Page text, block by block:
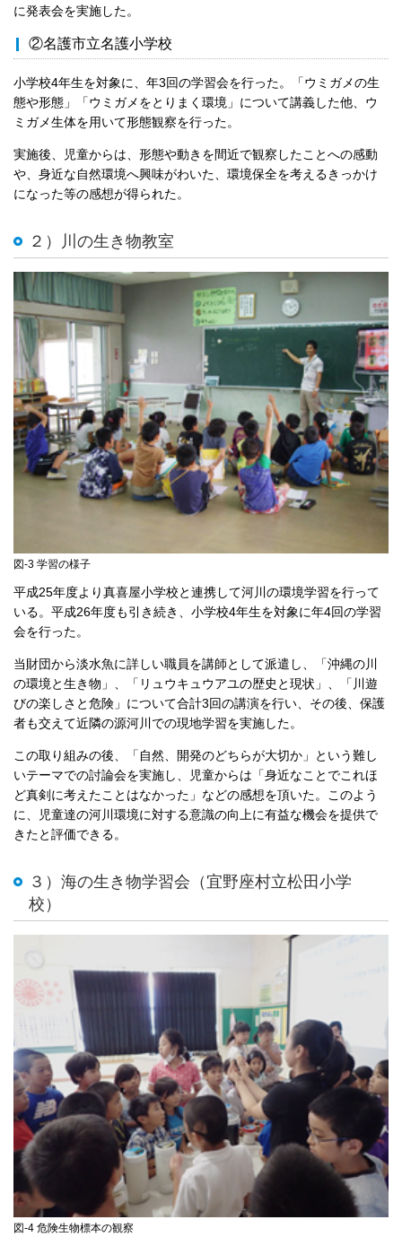
に発表会を実施した。
②名護市立名護小学校
小学校4年生を対象に、年3回の学習会を行った。「ウミガメの生
態や形態」「ウミガメをとりまく環境」について講義した他、ウ
ミガメ生体を用いて形態観察を行った。
実施後、児童からは、形態や動きを間近で観察したことへの感動
や、身近な自然環境へ興味がわいた、環境保全を考えるきっかけ
になった等の感想が得られた。
２）川の生き物教室
図-3 学習の様子
平成25年度より真喜屋小学校と連携して河川の環境学習を行って
いる。平成26年度も引き続き、小学校4年生を対象に年4回の学習
会を行った。
当財団から淡水魚に詳しい職員を講師として派遣し、「沖縄の川
の環境と生き物」、「リュウキュウアユの歴史と現状」、「川遊
びの楽しさと危険」について合計3回の講演を行い、その後、保護
者も交えて近隣の源河川での現地学習を実施した。
この取り組みの後、「自然、開発のどちらが大切か」という難し
いテーマでの討論会を実施し、児童からは「身近なことでこれほ
ど真剣に考えたことはなかった」などの感想を頂いた。このよう
に、児童達の河川環境に対する意識の向上に有益な機会を提供で
きたと評価できる。
３）海の生き物学習会（宜野座村立松田小学
校）
図-4 危険生物標本の観察